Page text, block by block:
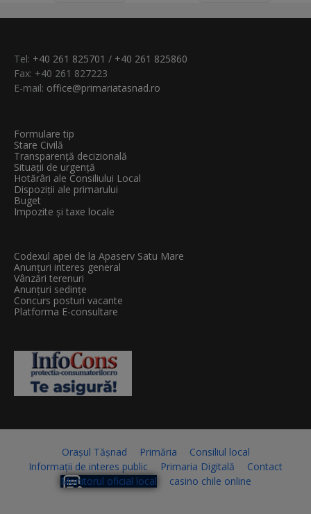
Tel: +40 261 825701 / +40 261 825860
Fax: +40 261 827223
E-mail: office@primariatasnad.ro
Formulare tip
Stare Civilă
Transparenţă decizională
Situații de urgență
Hotărâri ale Consiliului Local
Dispoziții ale primarului
Buget
Impozite și taxe locale
Codexul apei de la Apaserv Satu Mare
Anunțuri interes general
Vânzări terenuri
Anunțuri sedințe
Concurs posturi vacante
Platforma E-consultare
Orașul Tășnad Primăria
Consiliul local
Informații de interes public
Primaria Digitală
Contact
Monitorul oficial local
casino chile online